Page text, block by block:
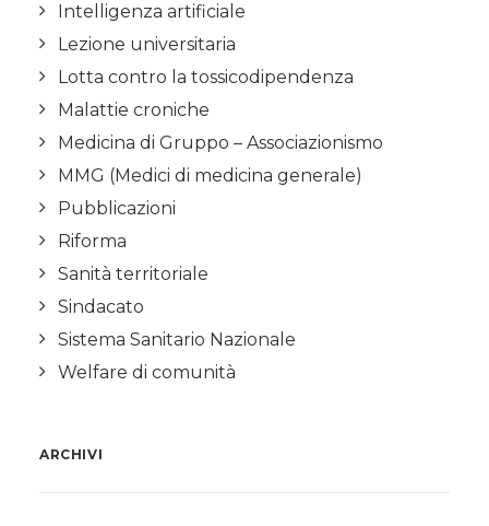
Intelligenza artificiale
Lezione universitaria
Lotta contro la tossicodipendenza
Malattie croniche
Medicina di Gruppo – Associazionismo
MMG (Medici di medicina generale)
Pubblicazioni
Riforma
Sanità territoriale
Sindacato
Sistema Sanitario Nazionale
Welfare di comunità
ARCHIVI